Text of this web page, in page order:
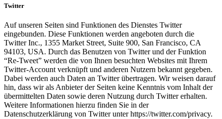
Twitter
Auf unseren Seiten sind Funktionen des Dienstes Twitter
eingebunden. Diese Funktionen werden angeboten durch die
Twitter Inc., 1355 Market Street, Suite 900, San Francisco, CA
94103, USA. Durch das Benutzen von Twitter und der Funktion
“Re-Tweet” werden die von Ihnen besuchten Websites mit Ihrem
Twitter-Account verknüpft und anderen Nutzern bekannt gegeben.
Dabei werden auch Daten an Twitter übertragen. Wir weisen darauf
hin, dass wir als Anbieter der Seiten keine Kenntnis vom Inhalt der
übermittelten Daten sowie deren Nutzung durch Twitter erhalten.
Weitere Informationen hierzu finden Sie in der
Datenschutzerklärung von Twitter unter https://twitter.com/privacy.